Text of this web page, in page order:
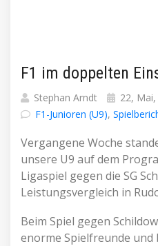
F1 im doppelten
Stephan Arndt
22,
F1-Junioren (U9),
Vergangene Woche
unsere U9 auf dem
Ligaspiel gegen die SG
Leistungsvergleich in
Beim Spiel gegen
enorme Spielfreunde und